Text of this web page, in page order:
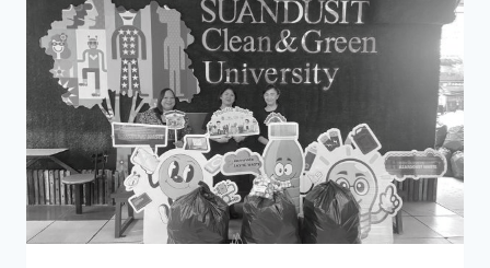
กับ
โรงเรียน
กฎหมาย
และ
การเมือง
จัด
กิจกรรม
“คุย
สบาย
ๆ…
STORY